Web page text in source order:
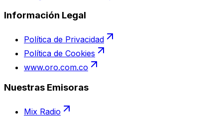
Información Legal
Política de Privacidad
Política de Cookies
www.oro.com.co
Nuestras Emisoras
Mix Radio